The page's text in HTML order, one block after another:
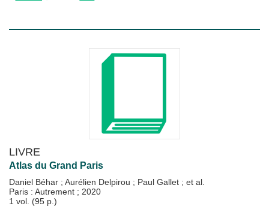
LIVRE
Atlas du Grand Paris
Daniel Béhar ; Aurélien Delpirou ; Paul Gallet ; et al.
Paris : Autrement ; 2020
1 vol. (95 p.)